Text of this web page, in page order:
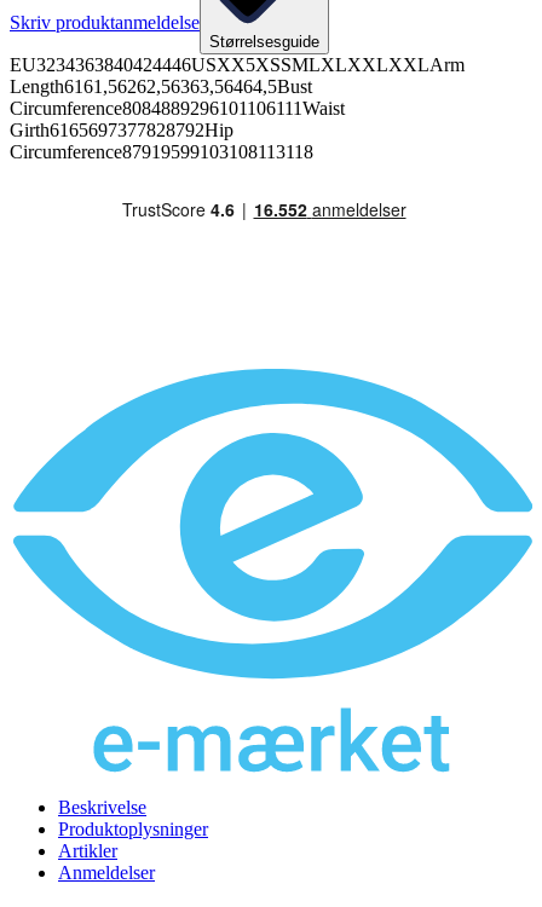
Skriv produktanmeldelse
Størrelsesguide
EU3234363840424446USXX5XSSMLXLXXLXXLArm
Length6161,56262,56363,56464,5Bust
Circumference8084889296101106111Waist
Girth6165697377828792Hip
Circumference87919599103108113118
Beskrivelse
Produktoplysninger
Artikler
Anmeldelser